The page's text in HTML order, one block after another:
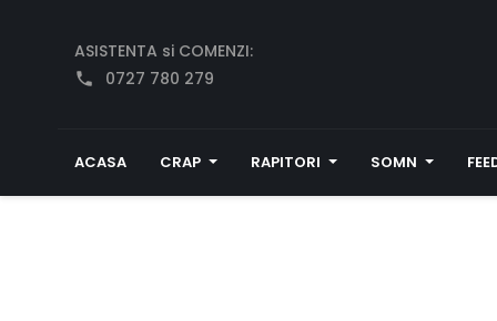
ASISTENTA si COMENZI:
phone 0727 780 279
ACASA CRAP RAPITORI SOMN